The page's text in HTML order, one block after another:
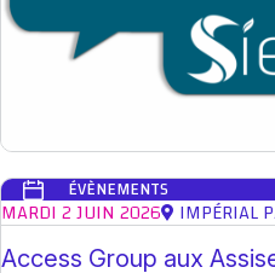
ÉVÈNEMENTS
MARDI 2 JUIN 2026 IMPÉRIAL
Access Group aux